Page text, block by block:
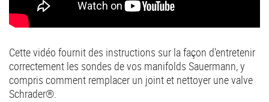
Cette vidéo fournit des instructions sur la façon d'entretenir
correctement les sondes de vos manifolds Sauermann, y
compris comment remplacer un joint et nettoyer une valve
Schrader®.